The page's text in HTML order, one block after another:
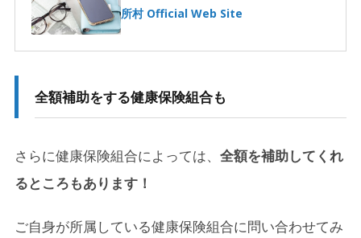
所村 Official Web Site
全額補助をする健康保険組合も
さらに健康保険組合によっては、 全額を補助してくれ
るところもあります！
ご自身が所属している健康保険組合に問い合わせてみ